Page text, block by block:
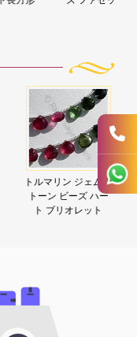
ルビー宝石ファセッ
トロンデル